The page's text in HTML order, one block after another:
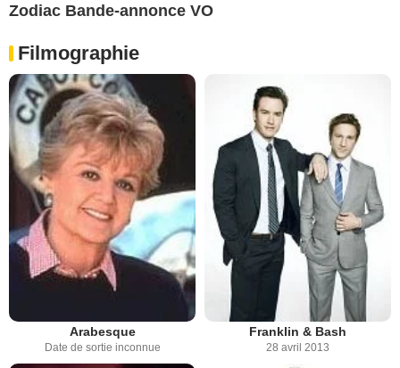
Zodiac Bande-annonce VO
Filmographie
Arabesque
Date de sortie inconnue
Franklin & Bash
28 avril 2013